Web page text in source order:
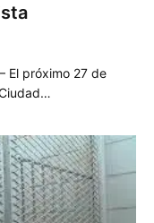
El próximo 27 de